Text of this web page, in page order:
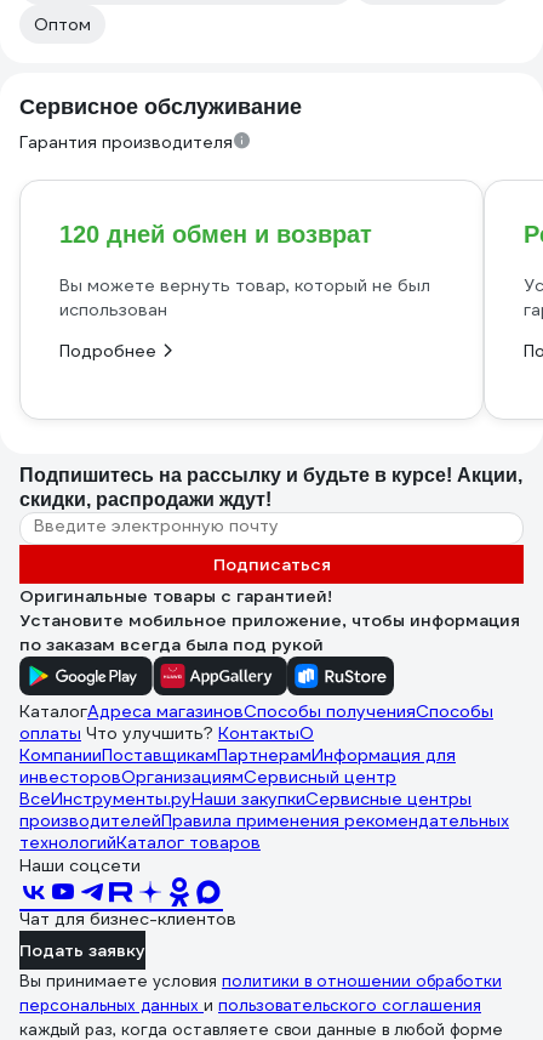
Оптом
Сервисное обслуживание
Гарантия производителя
120 дней обмен и возврат
Вы можете вернуть товар, который не был
использован
Подробнее
Подпишитесь на рассылку и будьте в курсе! Акции,
скидки, распродажи ждут!
Подписаться
Оригинальные товары с гарантией!
Установите мобильное приложение, чтобы информация
по заказам всегда была под рукой
КаталогАдреса магазиновСпособы полученияСпособы
оплаты Что улучшить? КонтактыО
КомпанииПоставщикамПартнерамИнформация для
инвесторовОрганизациямСервисный центр
ВсеИнструменты.руНаши закупкиСервисные центры
производителейПравила применения рекомендательных
технологийКаталог товаров
Наши соцсети
Чат для бизнес-клиентов
Подать заявку
Вы принимаете условия политики в отношении обработки
персональных данных и пользовательского соглашения
каждый раз, когда оставляете свои данные в любой форме